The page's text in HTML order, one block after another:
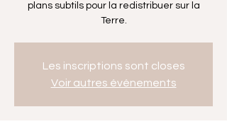
plans subtils pour la redistribuer sur la
Terre.
Les inscriptions sont closes
Voir autres événements